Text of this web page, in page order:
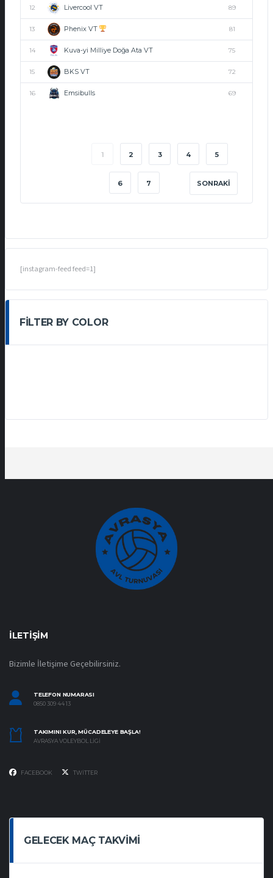
12 Livercool VT 89
13 Phenix VT 81
14 Kuva-yi Milliye Doğa Ata VT 75
15 BKS VT 72
16 Emsibulls 69
1 2 3 4 5
6 7 SONRAKI
[instagram-feed feed=1]
FILTER BY COLOR
İLETIŞIM
Bizimle İletişime Geçebilirsiniz.
TELEFON NUMARASI
0850 309 44 13
TAKIMINI KUR, MÜCADELEYE BAŞLA!
AVRASYA VOLEYBOL LIGI
FACEBOOK TWITTER
GELECEK MAÇ TAKVIMI